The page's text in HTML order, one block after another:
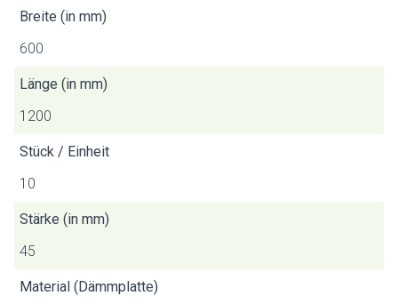
Breite (in mm)
600
Länge (in mm)
1200
Stück / Einheit
10
Stärke (in mm)
45
Material (Dämmplatte)